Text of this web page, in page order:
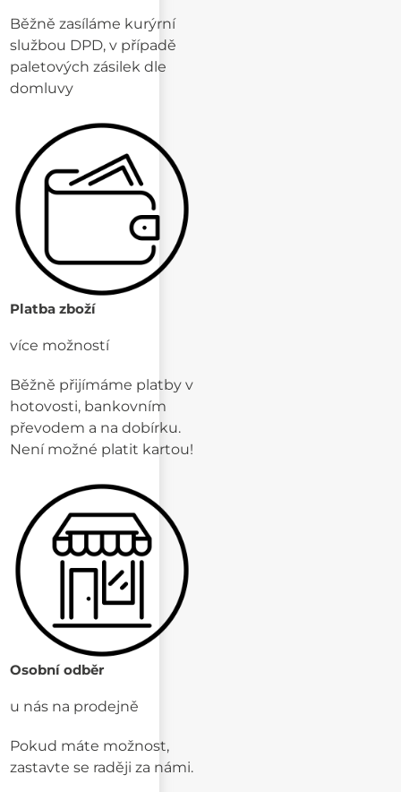
Běžně zasíláme kurýrní
službou DPD, v případě
paletových zásilek dle
domluvy
Platba zboží
více možností
Běžně přijímáme platby v
hotovosti, bankovním
převodem a na dobírku.
Není možné platit kartou!
Osobní odběr
u nás na prodejně
Pokud máte možnost,
zastavte se raději za námi.